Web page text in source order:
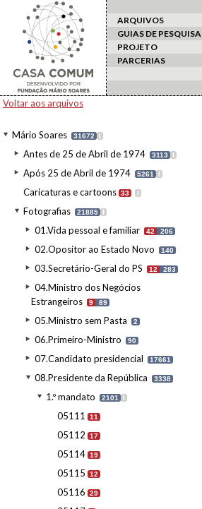
ARQUIVOS
GUIAS DE PESQUISA
PROJETO
PARCERIAS
Voltar aos arquivos
Mário Soares 31672 I
Antes de 25 de Abril de 1974 3113 I
Após 25 de Abril de 1974 5261 I
Caricaturas e cartoons 33 I
Fotografias 21885 I
01.Vida pessoal e familiar 42 206
02.Opositor ao Estado Novo 140
03.Secretário-Geral do PS 12 283
04.Ministro dos Negócios
Estrangeiros
9 89
05.Ministro sem Pasta 2
06.Primeiro-Ministro 90
07.Candidato presidencial 17661
08.Presidente da República 3338
1.º mandato 2101 I
05111 11
05112 17
05114 19
05115 12
05116 29